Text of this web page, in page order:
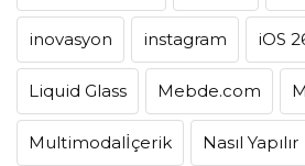
inovasyon instagram iOS
Liquid Glass Mebde.com
Multimodalİçerik Nasıl Yapılır